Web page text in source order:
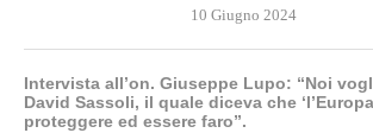
10 Giugno 2024
Intervista all’on. Giuseppe Lupo: “Noi
David Sassoli, il quale diceva che
proteggere ed essere faro”.